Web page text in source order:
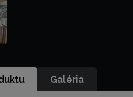
Galéria